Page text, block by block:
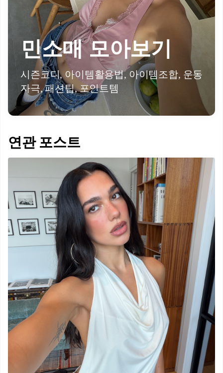
민소매 모아보기
시즌코디, 아이템활용법, 아이템조합, 운동
자극, 패션팁, 포인트템
연관 포스트